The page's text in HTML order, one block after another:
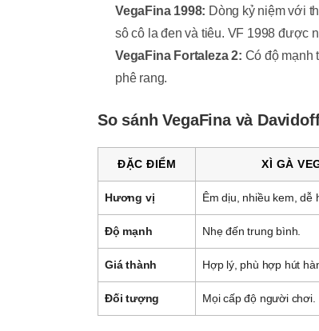
VegaFina 1998: Dòng kỷ niệm với
sô cô la đen và tiêu. VF 1998 được
VegaFina Fortaleza 2: Có độ mạnh
phê rang.
So sánh VegaFina và
ĐẶC ĐIỂM XÌ GÀ
Hương vị Êm dịu, nhiều kem, dễ
Độ mạnh Nhẹ đến trung bình.
Giá thành Hợp lý, phù hợp hút
Đối tượng Mọi cấp độ người chơi.